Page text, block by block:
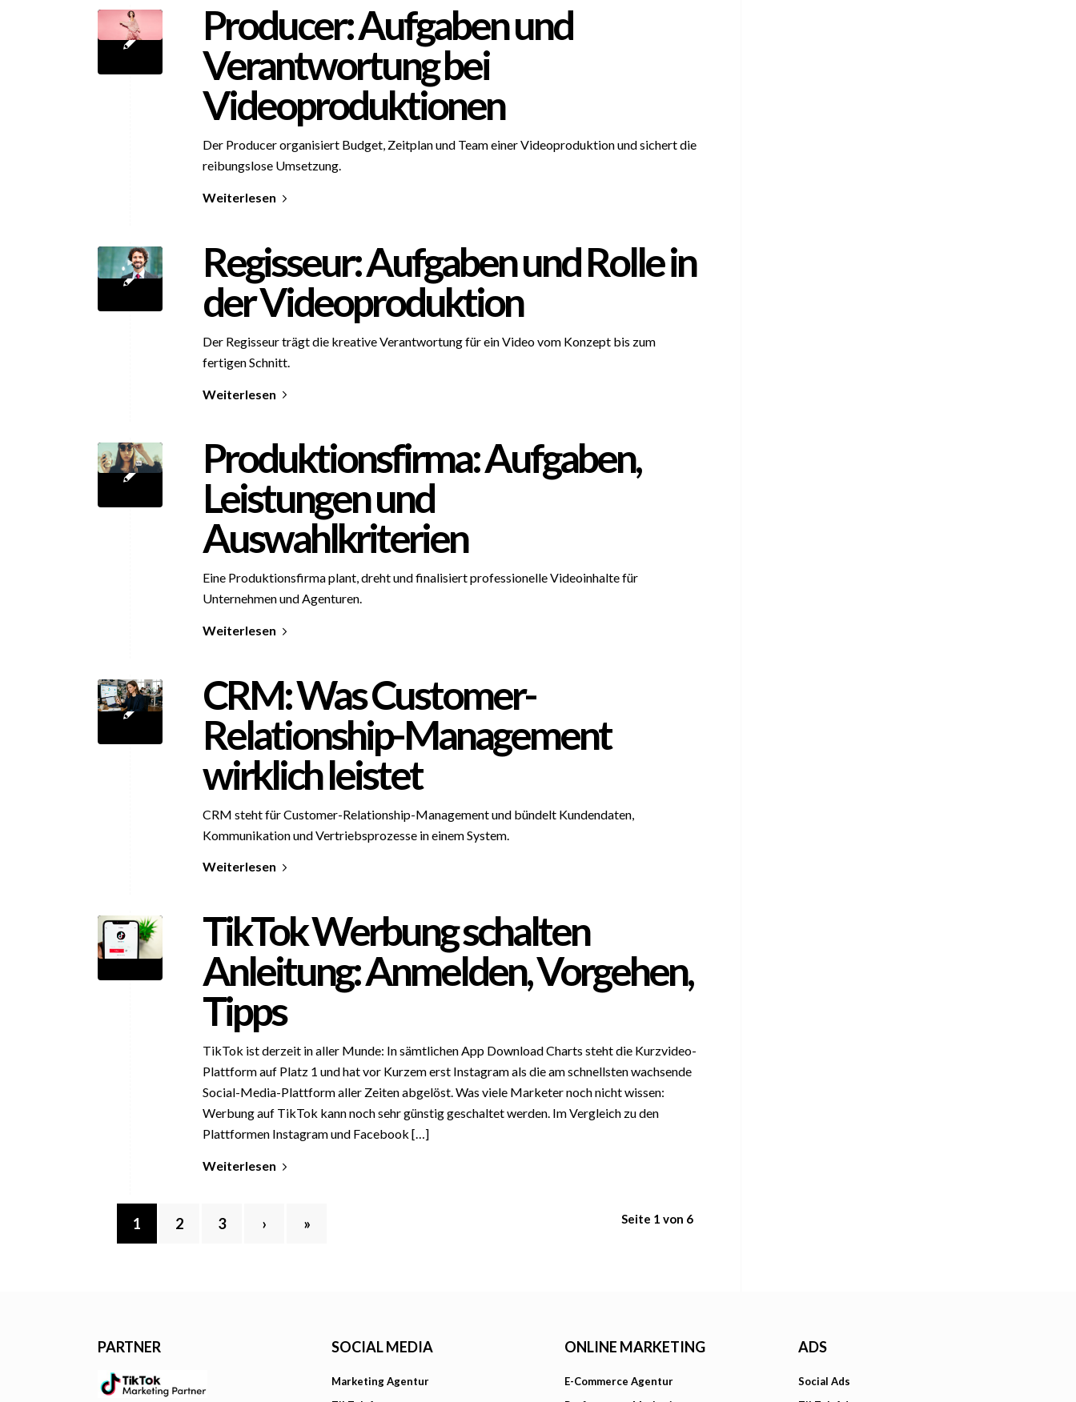
Producer: Aufgaben und
Verantwortung bei
Videoproduktionen
Der Producer organisiert Budget, Zeitplan und Team einer Videoproduktion und sichert die
reibungslose Umsetzung.
Weiterlesen
Regisseur: Aufgaben und Rolle in
der Videoproduktion
Der Regisseur trägt die kreative Verantwortung für ein Video vom Konzept bis zum
fertigen Schnitt.
Weiterlesen
Produktionsfirma: Aufgaben,
Leistungen und
Auswahlkriterien
Eine Produktionsfirma plant, dreht und finalisiert professionelle Videoinhalte für
Unternehmen und Agenturen.
Weiterlesen
CRM: Was Customer-
Relationship-Management
wirklich leistet
CRM steht für Customer-Relationship-Management und bündelt Kundendaten,
Kommunikation und Vertriebsprozesse in einem System.
Weiterlesen
TikTok Werbung schalten
Anleitung: Anmelden, Vorgehen,
Tipps
TikTok ist derzeit in aller Munde: In sämtlichen App Download Charts steht die Kurzvideo-
Plattform auf Platz 1 und hat vor Kurzem erst Instagram als die am schnellsten wachsende
Social-Media-Plattform aller Zeiten abgelöst. Was viele Marketer noch nicht wissen:
Werbung auf TikTok kann noch sehr günstig geschaltet werden. Im Vergleich zu den
Plattformen Instagram und Facebook […]
Weiterlesen
Seite 1 von 6
1 2 3 › »
PARTNER SOCIAL MEDIA
Marketing Agentur
ONLINE MARKETING
E-Commerce Agentur
ADS
Social Ads